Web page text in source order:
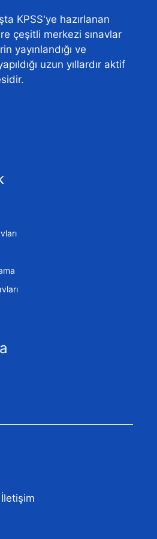
KPSS'ye hazırlanan
çeşitli merkezi sınavlar
yayınlandığı ve
uzun yıllardır aktif
İletişim